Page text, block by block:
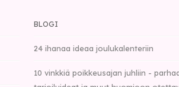
BLOGI
24 ihanaa ideaa joulukalenteriin
10 vinkkiä poikkeusajan juhliin -